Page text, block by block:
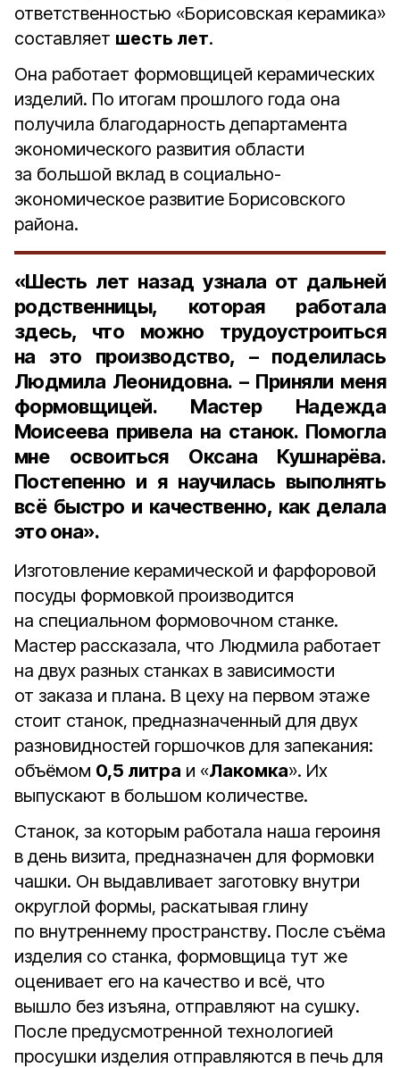
ответственностью «Борисовская керамика»
составляет шесть лет.
Она работает формовщицей керамических
изделий. По итогам прошлого года она
получила благодарность департамента
экономического развития области
за большой вклад в социально-
экономическое развитие Борисовского
района.
«Шесть лет назад узнала от дальней
родственницы, которая работала
здесь, что можно трудоустроиться
на это производство, – поделилась
Людмила Леонидовна. – Приняли меня
формовщицей. Мастер Надежда
Моисеева привела на станок. Помогла
мне освоитьсяОксана Кушнарёва.
Постепенно и я научилась выполнять
всё быстро и качественно, как делала
это она».
Изготовление керамической и фарфоровой
посуды формовкой производится
на специальном формовочном станке.
Мастер рассказала, что Людмила работает
на двух разных станках в зависимости
от заказа и плана. В цеху на первом этаже
стоит станок, предназначенный для двух
разновидностей горшочков для запекания:
объёмом 0,5 литра и «Лакомка». Их
выпускают в большом количестве.
Станок, за которым работала наша героиня
в день визита, предназначен для формовки
чашки. Он выдавливает заготовку внутри
округлой формы, раскатывая глину
по внутреннему пространству. После съёма
изделия со станка, формовщица тут же
оценивает его на качество и всё, что
вышло без изъяна, отправляют на сушку.
После предусмотренной технологией
просушки изделия отправляются в печь для